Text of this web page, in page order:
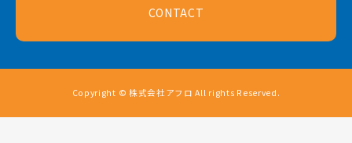
CONTACT
Copyright © 株式会社アフロ All rights Reserved.